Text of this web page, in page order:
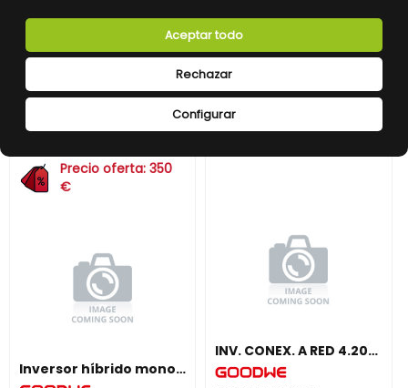
Configurar
Rechazar
Aceptar todo
Añade al carrito y sigue el proceso
de compra para ver la
disponibilidad y los precios para
Añade al carrito y sigue el proceso
de compra para ver la
disponibilidad y los precios para
Precio oferta: 350
€
Inversor híbrido monofásico GW3648D-ES
INV. CONEX. A RED 4.200W, MONOFAS., 2 MPPT, DC SWITCH, WIFI